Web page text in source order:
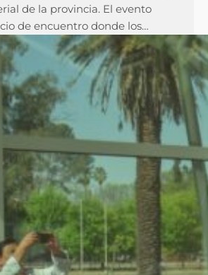
de la provincia. El evento
de encuentro donde los…